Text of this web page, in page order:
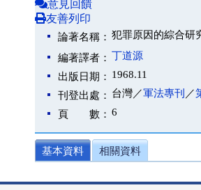
意見回饋
友善列印
論著名稱： 犯罪原因的綜合研
編著譯者： 丁道源
出版日期： 1968.11
刊登出處： 台灣／軍法專刊 ／
頁 數： 6
基本資料 相關資料